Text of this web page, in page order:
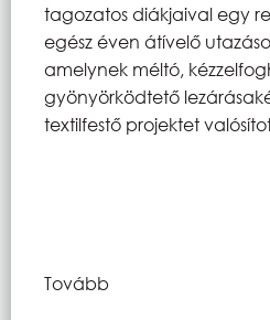
tagozatos diákjaival egy
egész éven átívelő
amelynek méltó,
gyönyörködtető
textilfestő projektet
Tovább